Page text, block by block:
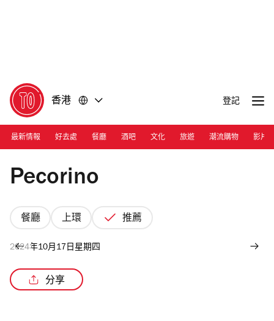
香港 登記
最新情報 好去處 餐廳 酒吧 文化 旅遊 潮流購物 影片
Photograph: Cara Hung
Pecorino
餐廳 上環 推薦
2024年10月17日星期四
分享